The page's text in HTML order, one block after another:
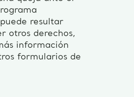
resultar
otros derechos,
información
formularios de